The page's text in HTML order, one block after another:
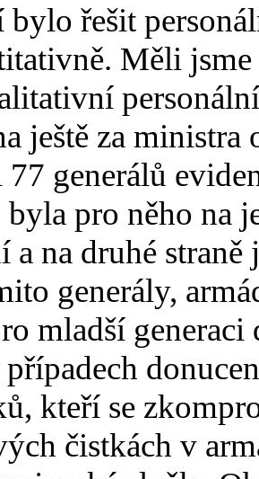
bylo řešit
Měli
ještě za
generálů
pro něho na
a na druhé
generály,
mladší
kteří se
čistkách v